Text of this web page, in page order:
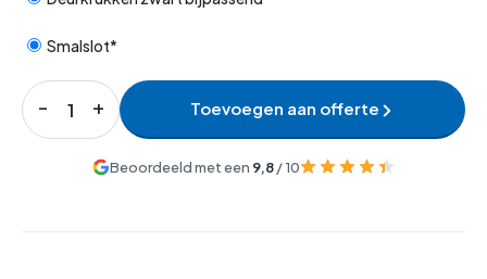
Smalslot*
Toevoegen aan offerte
Beoordeeld met een 9,8/ 10